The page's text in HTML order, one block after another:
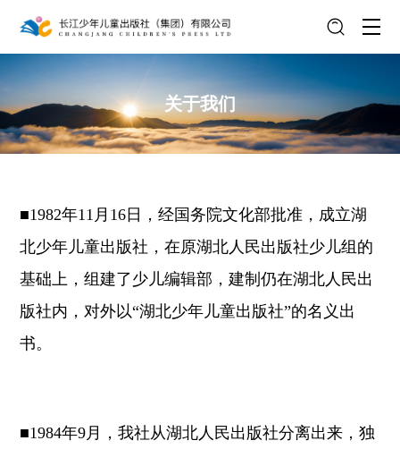
关于我们
■1982年11月16日，经国务院文化部批准，成立湖
北少年儿童出版社，在原湖北人民出版社少儿组的
基础上，组建了少儿编辑部，建制仍在湖北人民出
版社内，对外以“湖北少年儿童出版社”的名义出
书。
■1984年9月，我社从湖北人民出版社分离出来，独